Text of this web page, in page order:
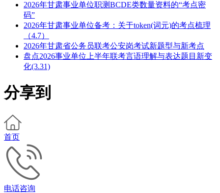
2026年甘肃事业单位职测BCDE类数量资料的“考点密
码”
2026年甘肃事业单位备考：关于token(词元)的考点梳理
（4.7）
2026年甘肃省公务员联考公安岗考试新题型与新考点
盘点2026事业单位上半年联考言语理解与表达题目新变
化(3.31)
分享到
首页
电话咨询